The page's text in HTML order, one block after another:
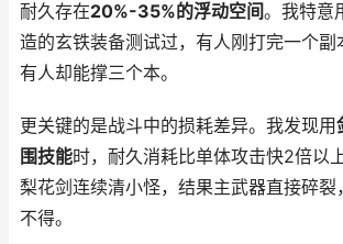
耐久存在20%-35%的浮动空间。我特意
造的玄铁装备测试过，有人刚打完一个副
有人却能撑三个本。
更关键的是战斗中的损耗差异。我发现用
围技能时，耐久消耗比单体攻击快2倍以
梨花剑连续清小怪，结果主武器直接碎裂
不得。